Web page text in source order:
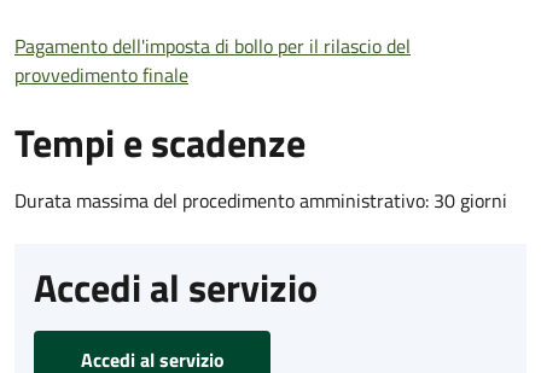
Pagamento dell'imposta di bollo per il rilascio del
provvedimento finale
Tempi e scadenze
Durata massima del procedimento amministrativo: 30 giorni
Accedi al servizio
Accedi al servizio